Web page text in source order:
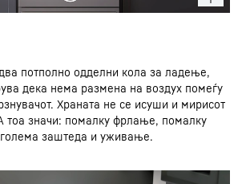
потполно одделни кола за ладење,
дека нема размена на воздух помеѓу
Храната не се исуши и мирисот
тоа значи: помалку фрлање, помалку
заштеда и уживање.